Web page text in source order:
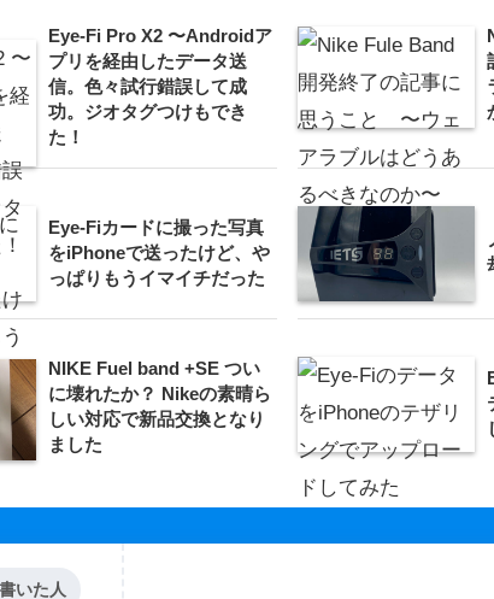
Eye-Fi Pro X2 〜Androidア
プリを経由したデータ送
信。色々試行錯誤して成
功。ジオタグつけもでき
た！
Eye-Fiカードに撮った写真
をiPhoneで送ったけど、や
っぱりもうイマイチだった
NIKE Fuel band +SE つい
に壊れたか？ Nikeの素晴ら
しい対応で新品交換となり
ました
いた人